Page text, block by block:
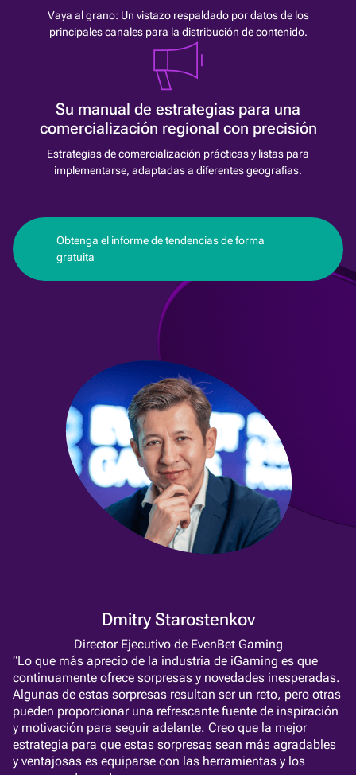
Vaya al grano: Un vistazo respaldado por datos de los
principales canales para la distribución de contenido.
Su manual de estrategias para una
comercialización regional con precisión
Estrategias de comercialización prácticas y listas para
implementarse, adaptadas a diferentes geografías.
Obtenga el informe de tendencias de forma
gratuita
“Lo que más aprecio de la industria de iGaming es que
continuamente ofrece sorpresas y novedades inesperadas.
Algunas de estas sorpresas resultan ser un reto, pero otras
pueden proporcionar una refrescante fuente de inspiración
y motivación para seguir adelante. Creo que la mejor
estrategia para que estas sorpresas sean más agradables
y ventajosas es equiparse con las herramientas y los
Dmitry Starostenkov
Director Ejecutivo de EvenBet Gaming